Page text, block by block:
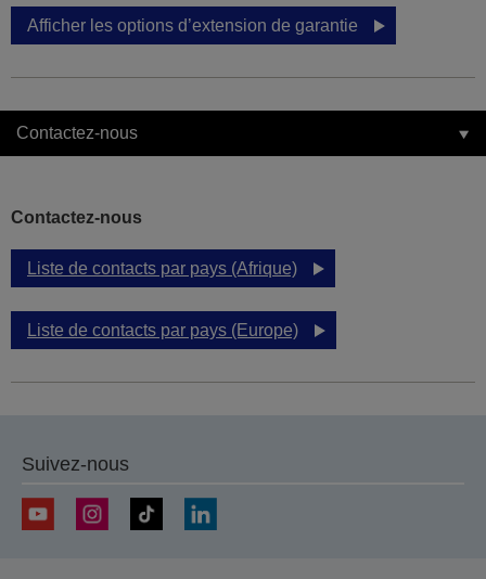
Afficher les options d’extension de garantie
Contactez-nous
Contactez-nous
Liste de contacts par pays (Afrique)
Liste de contacts par pays (Europe)
Suivez-nous